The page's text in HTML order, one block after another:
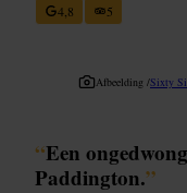
4,8
5
Afbeelding /Sixty
“Een
Paddington.”